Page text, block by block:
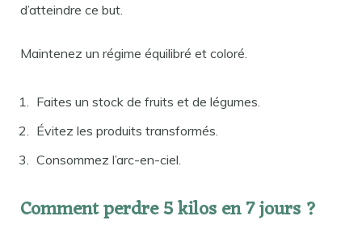
d’atteindre ce but.
Maintenez un régime équilibré et coloré.
Faites un stock de fruits et de légumes.
Évitez les produits transformés.
Consommez l’arc-en-ciel.
Comment perdre 5 kilos en 7 jours ?